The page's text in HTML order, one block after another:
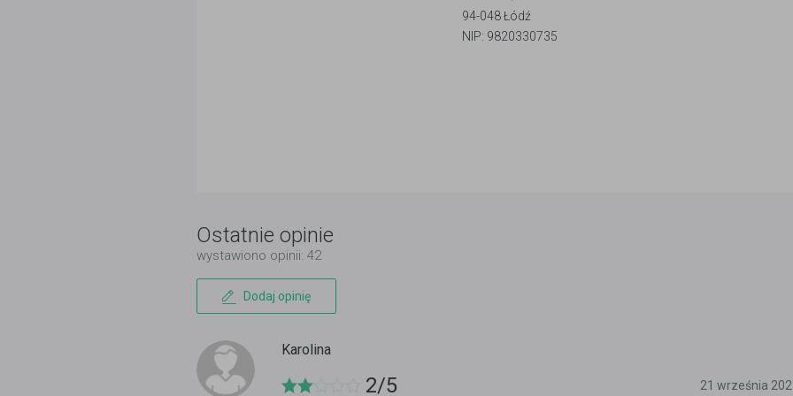
94-048 Łódź
NIP: 9820330735
Ostatnie opinie
wystawiono opinii: 42
Dodaj opinię
Karolina
2/5 21 września